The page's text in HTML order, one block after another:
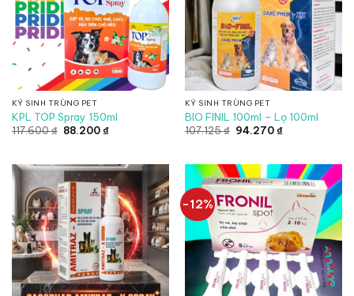
KÝ SINH TRÙNG PET
KPL TOP Spray 150ml
117.600₫ Giá
88.200₫Giá
88.200 ₫.
KÝ SINH TRÙNG PET
BIO FINIL 100ml – Lọ 100ml
107.125₫ Giá
94.270₫Giá
94.270 ₫.
-12%